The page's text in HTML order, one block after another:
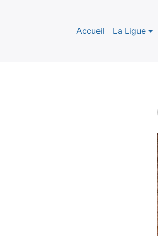
Accueil La Ligue